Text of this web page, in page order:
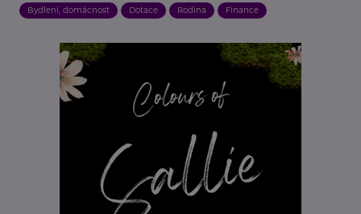
Bydlení, domácnost Dotace Rodina Finance